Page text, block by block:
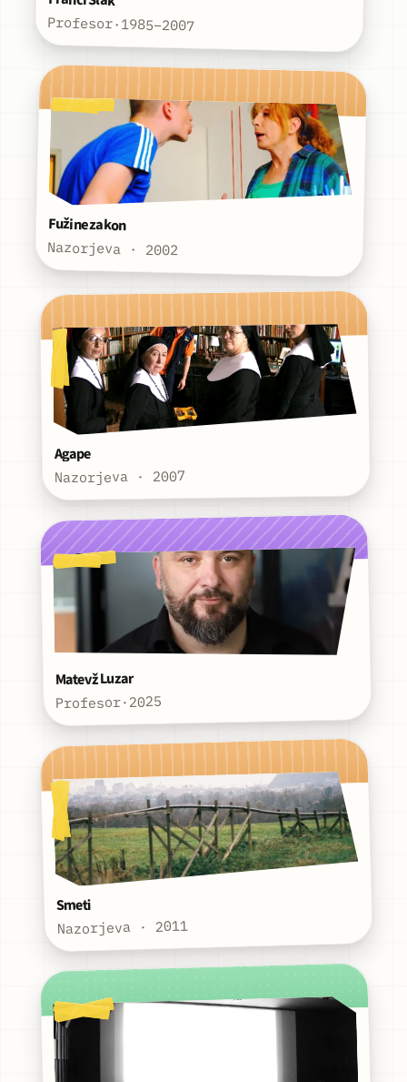
Profesor·1985–2007
Fužine zakon
Nazorjeva · 2002
Agape
Nazorjeva · 2007
Matevž Luzar
Profesor·2025
Smeti
Nazorjeva · 2011